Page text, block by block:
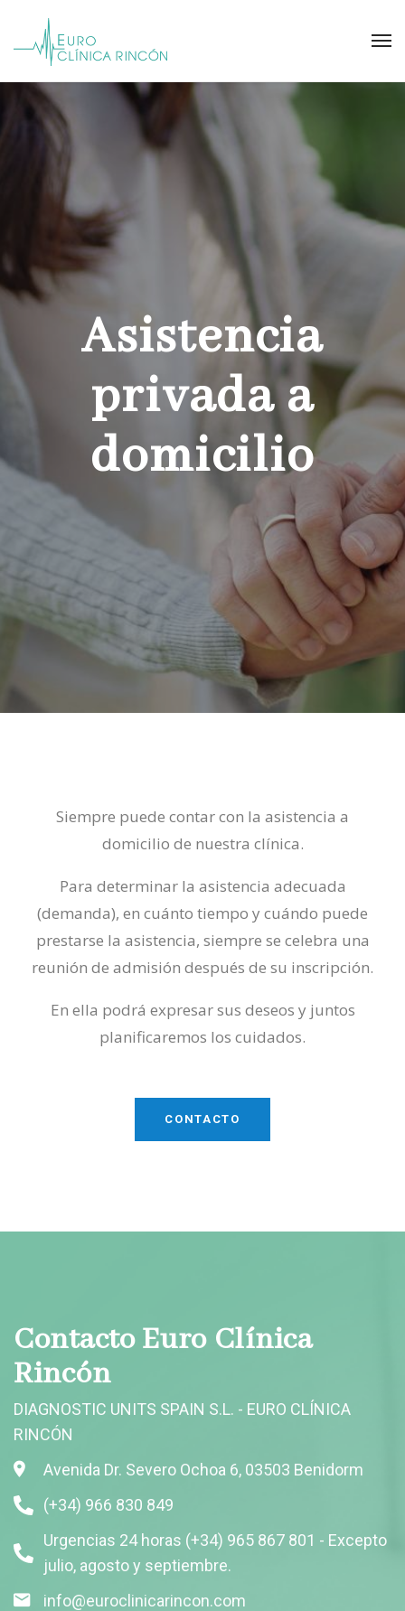
Asistencia
privada a
domicilio
Siempre puede contar con la asistencia a
domicilio de nuestra clínica.
Para determinar la asistencia adecuada
(demanda), en cuánto tiempo y cuándo puede
prestarse la asistencia, siempre se celebra una
reunión de admisión después de su inscripción.
En ella podrá expresar sus deseos y juntos
planificaremos los cuidados.
CONTACTO
Contacto Euro Clínica
Rincón
DIAGNOSTIC UNITS SPAIN S.L. - EURO CLÍNICA
RINCÓN
Avenida Dr. Severo Ochoa 6, 03503 Benidorm
(+34) 966 830 849
Urgencias 24 horas (+34) 965 867 801 - Excepto
julio, agosto y septiembre.
info@euroclinicarincon.com